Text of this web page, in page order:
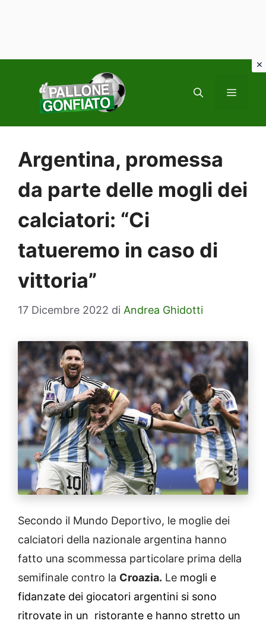
contenuto
MENU
Argentina, promessa
da parte delle mogli dei
calciatori: “Ci
tatueremo in caso di
vittoria”
17 Dicembre 2022 di Andrea Ghidotti
Secondo il Mundo Deportivo, le moglie dei
calciatori della nazionale argentina hanno
fatto una scommessa particolare prima della
semifinale contro la Croazia. Le mogli e
fidanzate dei giocatori argentini si sono
ritrovate in un ristorante e hanno stretto un